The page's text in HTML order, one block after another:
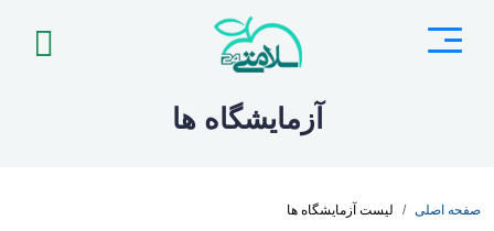
آزمایشگاه ها
صفحه اصلی لیست آزمایشگاه ها